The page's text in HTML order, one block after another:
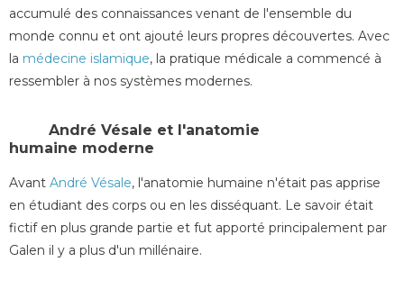
accumulé des connaissances venant de l'ensemble du
monde connu et ont ajouté leurs propres découvertes. Avec
la médecine islamique, la pratique médicale a commencé à
ressembler à nos systèmes modernes.
André Vésale et l'anatomie
humaine moderne
Avant André Vésale, l'anatomie humaine n'était pas apprise
en étudiant des corps ou en les disséquant. Le savoir était
fictif en plus grande partie et fut apporté principalement par
Galen il y a plus d'un millénaire.